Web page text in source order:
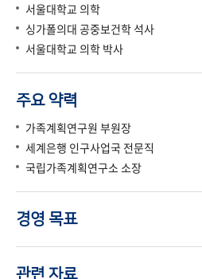
서울대학교 의학
싱가폴의대 공중보건학 석사
서울대학교 의학 박사
주요 약력
가족계획연구원 부원장
세계은행 인구사업국 전문직
국립가족계획연구소 소장
경영 목표
관련 자료